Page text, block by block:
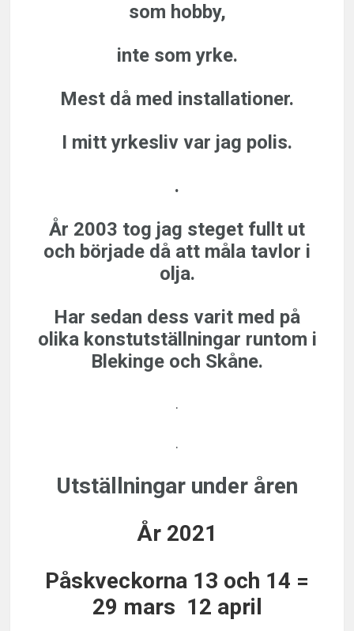
som hobby,
inte som yrke.
Mest då med installationer.
I mitt yrkesliv var jag polis.
.
År 2003 tog jag steget fullt ut
och började då att måla tavlor i
olja.
Har sedan dess varit med på
olika konstutställningar runtom i
Blekinge och Skåne.
.
.
Utställningar under åren
År 2021
Påskveckorna 13 och 14 =
29 mars 12 april